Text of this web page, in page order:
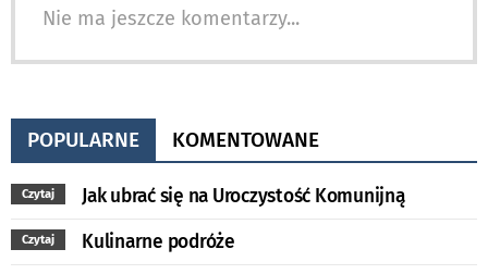
Nie ma jeszcze komentarzy...
POPULARNE KOMENTOWANE
Czytaj Jak ubrać się na Uroczystość Komunijną
Czytaj Kulinarne podróże